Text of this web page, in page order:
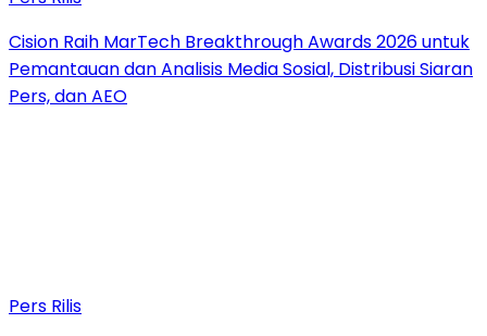
Cision Raih MarTech Breakthrough Awards 2026 untuk
Pemantauan dan Analisis Media Sosial, Distribusi Siaran
Pers, dan AEO
Pers Rilis